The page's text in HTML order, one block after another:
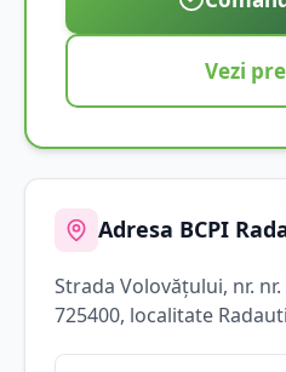
Vezi
Adresa BCPI
Strada Volovățului, nr.
725400, localitate Radauti